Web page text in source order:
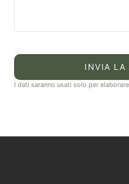
INVIA LA
I dati saranno usati solo per